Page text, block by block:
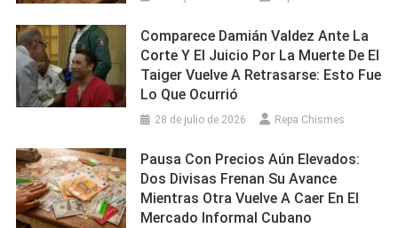
Comparece Damián Valdez Ante La
Corte Y El Juicio Por La Muerte De El
Taiger Vuelve A Retrasarse: Esto Fue
Lo Que Ocurrió
28 de julio de 2026 Repa Chismes
Pausa Con Precios Aún Elevados:
Dos Divisas Frenan Su Avance
Mientras Otra Vuelve A Caer En El
Mercado Informal Cubano